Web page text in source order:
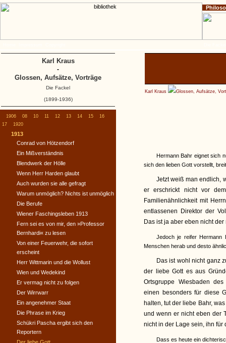
Karl Kraus Glossen, Aufsätze,
Hermann Bahr eignet sich
sich den lieben Gott vorstellt,
Jetzt weiß man endlich,
er erschrickt nicht vor
Familienähnlichkeit mit
entlassenen Direktor der
Das ist ja aber eben nicht der
Jedoch je reifer Hermann
Menschen herab und desto
Das ist wohl nicht ganz
der liebe Gott es aus
Ortsgruppe Wiesbaden
einen besonders für diese
halten, tut der liebe Bahr,
und wenn er nicht eben der
nicht in der Lage sein, ihn für
Dass es heute ein
1906 08 10 11 12 13 14 15
16
17
1920
1913
Conrad von Hötzendorf
Ein Mißverständnis
Blendwerk der Hölle
Wenn Herr Harden glaubt
Auch wurden sie alle gefragt
Warum unmöglich? Nichts ist unmöglich
Die Berufe
Wiener Faschingsleben 1913
Fern sei es von mir, den »Professor
Bernhardi« zu lesen
Von einer Feuerwehr, die sofort
erscheint
Herr Wittmarin und die Wollust
Wien und Wedekind
Er vermag nicht zu folgen
Der Wirrwarr
Ein angenehmer Staat
Die Phrase im Krieg
Schükri Pascha ergibt sich den
Reportern
Karl Kraus
-
Glossen, Aufsätze, Vorträge
Die Fackel
(1899-1936)